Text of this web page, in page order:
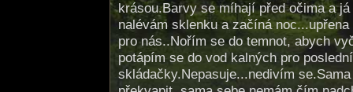
krásou.Barvy se míhají před očima a
nalévám sklenku a začíná
pro nás..Nořím se do temnot, abych
potápím se do vod kalných pro
skládačky.Nepasuje...nedivím